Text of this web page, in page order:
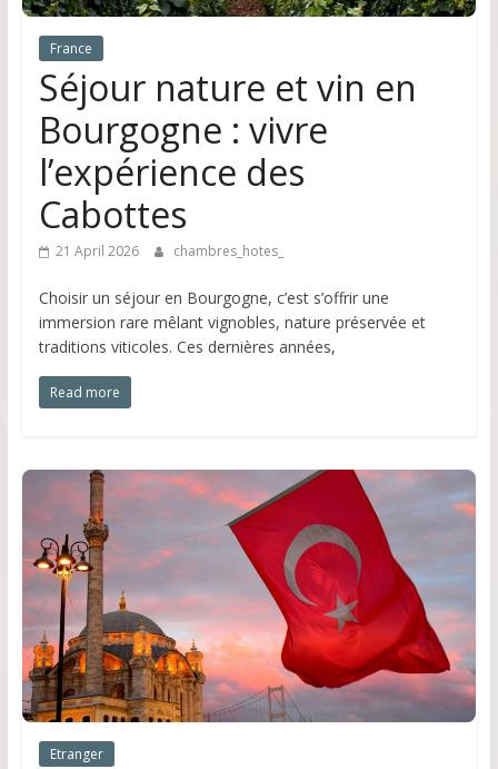
France
Séjour nature et vin en
Bourgogne : vivre
l’expérience des
Cabottes
21 April 2026 chambres_hotes_
Choisir un séjour en Bourgogne, c’est s’offrir une
immersion rare mêlant vignobles, nature préservée et
traditions viticoles. Ces dernières années,
Read more
Etranger